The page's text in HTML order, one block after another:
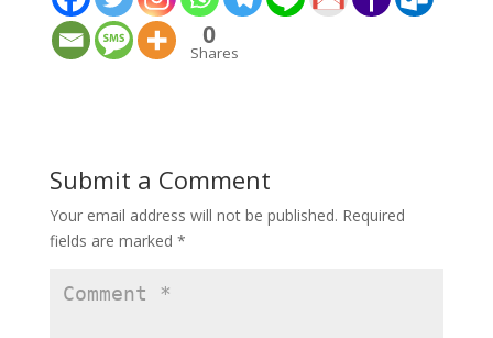
0
Shares
Submit a Comment
Your email address will not be published. Required
fields are marked *